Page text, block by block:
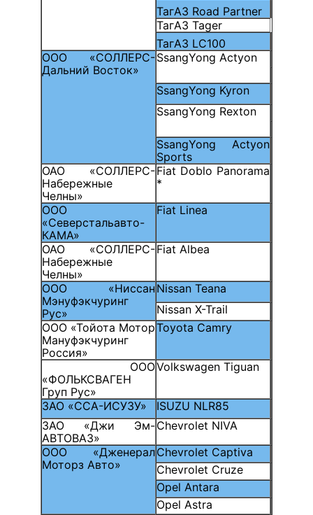
ТагАЗ Road Partner
ТагАЗ Tager
ТагАЗ LC100
ООО «СОЛЛЕРС-
Дальний Восток»
SsangYong Actyon
SsangYong Kyron
SsangYong Rexton
SsangYong Actyon
Sports
ОАО «СОЛЛЕРС-
Набережные
Челны»
Fiat Doblo Panorama
*
ООО
«Северстальавто-
КАМА»
Fiat Linea
ОАО «СОЛЛЕРС-
Набережные
Челны»
Fiat Albea
ООО «Ниссан
Мэнуфэкчуринг
Рус»
Nissan Teana
Nissan X-Trail
ООО «Тойота Мотор
Мануфэкчуринг
Россия»
Toyota Camry
ООО
«ФОЛЬКСВАГЕН
Груп Рус»
Volkswagen Tiguan
ЗАО «ССА-ИСУЗУ»
ISUZU NLR85
ЗАО «Джи Эм-
АВТОВАЗ»
Chevrolet NIVA
ООО «Дженерал
Моторз Авто»
Chevrolet Captiva
Chevrolet Cruze
Opel Antara
Opel Astra